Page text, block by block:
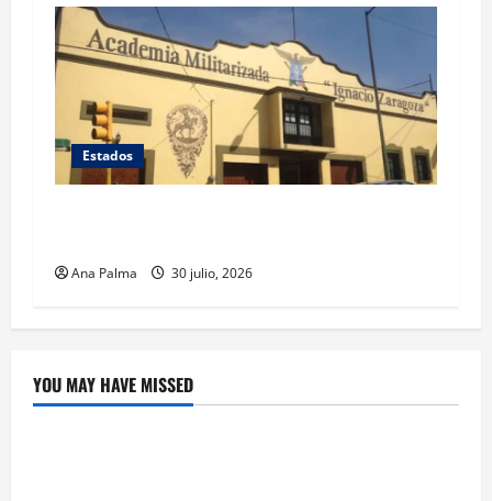
Estados
Ana Palma 30 julio, 2026
YOU MAY HAVE MISSED
Crítica de Cine